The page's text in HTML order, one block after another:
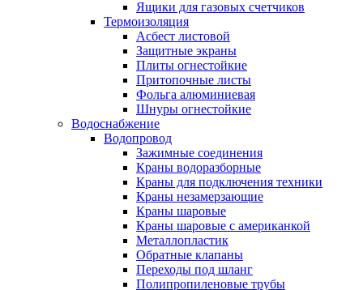
Ящики для газовых счетчиков
Термоизоляция
Асбест листовой
Защитные экраны
Плиты огнестойкие
Притопочные листы
Фольга алюминиевая
Шнуры огнестойкие
Водоснабжение
Водопровод
Зажимные соединения
Краны водоразборные
Краны для подключения техники
Краны незамерзающие
Краны шаровые
Краны шаровые с американкой
Металлопластик
Обратные клапаны
Переходы под шланг
Полипропиленовые трубы